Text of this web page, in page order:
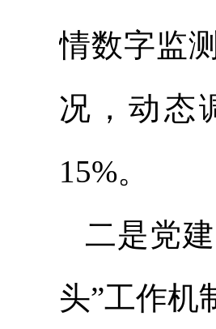
情数字监
况，动态
15%。
二是党
头”工作机